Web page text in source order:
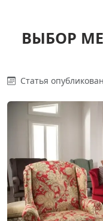
ВЫБОР
Статья